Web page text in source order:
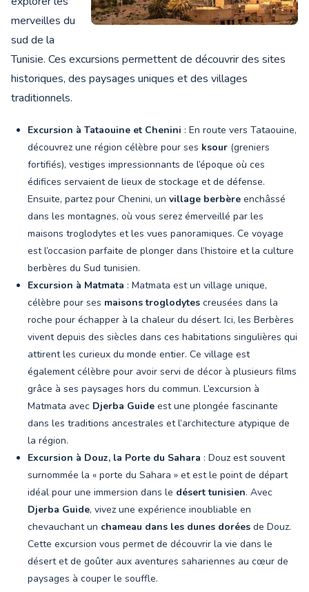
merveilles du
sud de la
Tunisie. Ces excursions permettent de découvrir des sites
historiques, des paysages uniques et des villages
traditionnels.
Excursion à Tataouine et Chenini : En route vers Tataouine,
découvrez une région célèbre pour ses ksour (greniers
fortifiés), vestiges impressionnants de l’époque où ces
édifices servaient de lieux de stockage et de défense.
Ensuite, partez pour Chenini, un village berbère enchâssé
dans les montagnes, où vous serez émerveillé par les
maisons troglodytes et les vues panoramiques. Ce voyage
est l’occasion parfaite de plonger dans l’histoire et la culture
berbères du Sud tunisien.
Excursion à Matmata : Matmata est un village unique,
célèbre pour ses maisons troglodytes creusées dans la
roche pour échapper à la chaleur du désert. Ici, les Berbères
vivent depuis des siècles dans ces habitations singulières qui
attirent les curieux du monde entier. Ce village est
également célèbre pour avoir servi de décor à plusieurs films
grâce à ses paysages hors du commun. L’excursion à
Matmata avec Djerba Guide est une plongée fascinante
dans les traditions ancestrales et l’architecture atypique de
la région.
Excursion à Douz, la Porte du Sahara : Douz est souvent
surnommée la « porte du Sahara » et est le point de départ
idéal pour une immersion dans le désert tunisien. Avec
Djerba Guide, vivez une expérience inoubliable en
chevauchant un chameau dans les dunes dorées de Douz.
Cette excursion vous permet de découvrir la vie dans le
désert et de goûter aux aventures sahariennes au cœur de
paysages à couper le souffle.